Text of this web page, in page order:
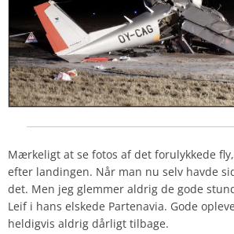
Mærkeligt at se fotos af det forulykkede
efter landingen. Når man nu selv havde
det. Men jeg glemmer aldrig de gode
Leif i hans elskede Partenavia. Gode
heldigvis aldrig dårligt tilbage.